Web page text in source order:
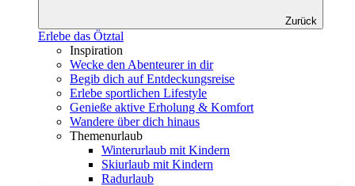
Zurück
Erlebe das Ötztal
Inspiration
Wecke den Abenteurer in dir
Begib dich auf Entdeckungsreise
Erlebe sportlichen Lifestyle
Genieße aktive Erholung & Komfort
Wandere über dich hinaus
Themenurlaub
Winterurlaub mit Kindern
Skiurlaub mit Kindern
Radurlaub